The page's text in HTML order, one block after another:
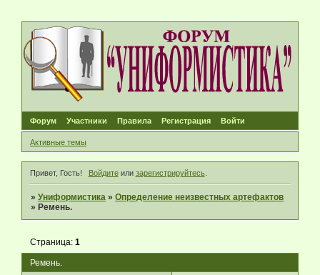
Форум Участники Правила Регистрация Войти
Активные темы
Привет, Гость! Войдитеили зарегистрируйтесь.
»Униформистика »Определение неизвестных артефактов
» Ремень.
Ремень.
Страница:1